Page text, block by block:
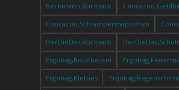
Beckmann,Rucksack
Coocazoo,Schlampermäppchen
DerDieDas,Rucksack
Ergobag,Brustbeutel
Ergobag,Kletties
Ergobag,Regenschirm